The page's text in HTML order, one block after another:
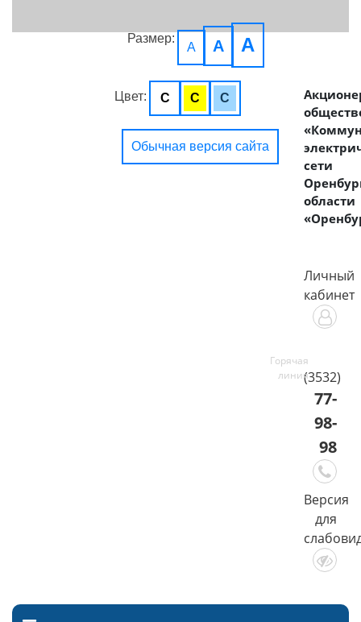
Размер:
A A A
Цвет: C C C
Обычная версия сайта
сети
области
Личный
кабинет
(3532)
77-
98-
98
Версия
для